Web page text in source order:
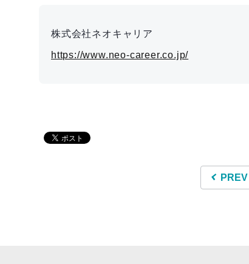
株式会社ネオキャリア
https://www.neo-career.co.jp/
PREV